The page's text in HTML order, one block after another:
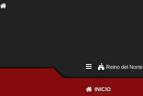
Reino del Norte
INICIO